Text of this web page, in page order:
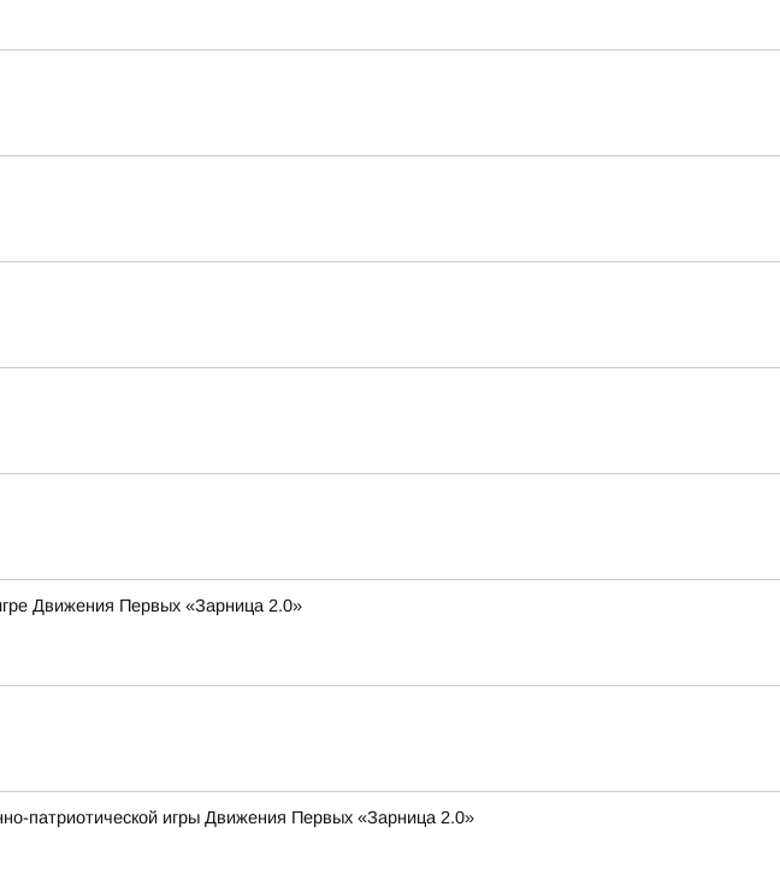
Движения Первых «Зарница 2.0»
патриотической игры Движения Первых «Зарница 2.0»